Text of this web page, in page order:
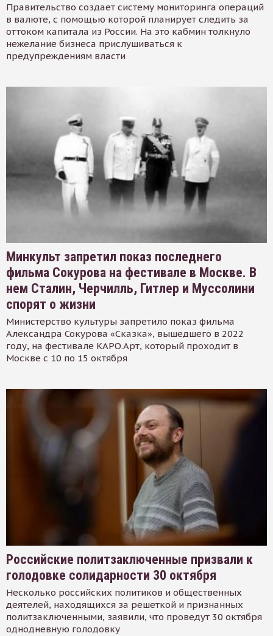
Правительство создает систему мониторинга операций
в валюте, с помощью которой планирует следить за
оттоком капитала из России. На это кабмин толкнуло
нежелание бизнеса прислушиваться к
предупреждениям власти
Минкульт запретил показ последнего
фильма Сокурова на фестивале в Москве. В
нем Сталин, Черчилль, Гитлер и Муссолини
спорят о жизни
Министерство культуры запретило показ фильма
Александра Сокурова «Сказка», вышедшего в 2022
году, на фестивале КАРО.Арт, который проходит в
Москве с 10 по 15 октября
Российские политзаключенные призвали к
голодовке солидарности 30 октября
Несколько российских политиков и общественных
деятелей, находящихся за решеткой и признанных
политзаключенными, заявили, что проведут 30 октября
однодневную голодовку